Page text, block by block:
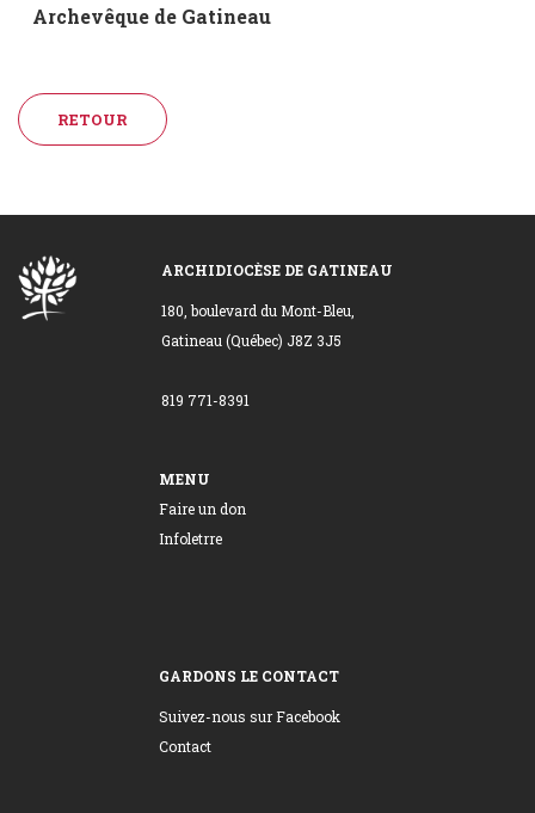
Archevêque de Gatineau
RETOUR
ARCHIDIOCÈSE DE GATINEAU
180, boulevard du Mont-Bleu,
Gatineau (Québec) J8Z 3J5
819 771-8391
MENU
Faire un don
Infoletrre
GARDONS LE CONTACT
Suivez-nous sur Facebook
Contact